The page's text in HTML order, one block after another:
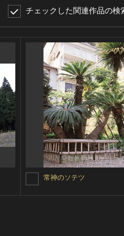
チェックした関連作品の検
常神のソテツ